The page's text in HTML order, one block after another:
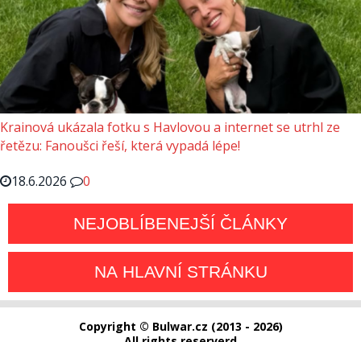
Krainová ukázala fotku s Havlovou a internet se utrhl ze
řetězu: Fanoušci řeší, která vypadá lépe!
18.6.2026
0
NEJOBLÍBENEJŠÍ ČLÁNKY
NA HLAVNÍ STRÁNKU
Copyright © Bulwar.cz (2013 - 2026)